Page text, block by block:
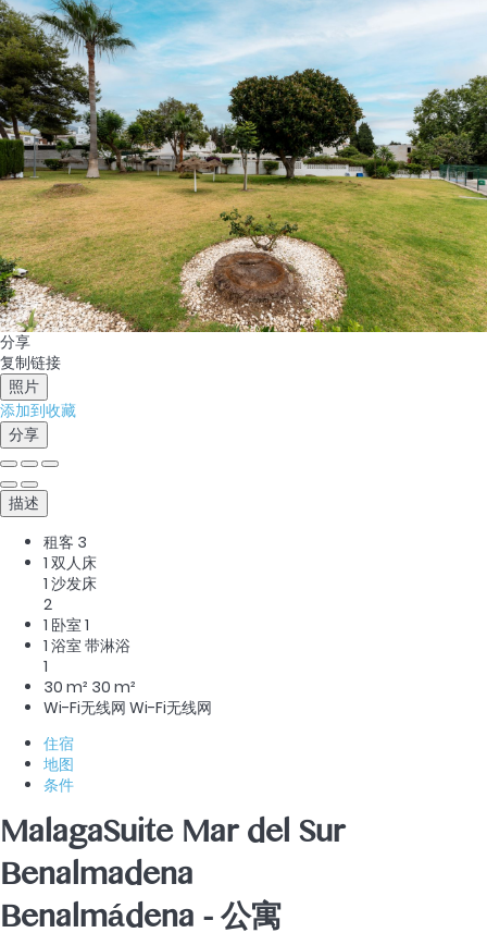
分享
复制链接
照片
添加到收藏
分享
描述
租客 3
1 双人床
1 沙发床
2
1 卧室 1
1 浴室 带淋浴
1
30 m² 30 m²
Wi-Fi无线网 Wi-Fi无线网
住宿
地图
条件
MalagaSuite Mar del Sur
Benalmadena
Benalmádena -公寓